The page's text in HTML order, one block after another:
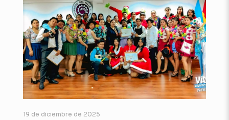
19 de diciembre de 2025